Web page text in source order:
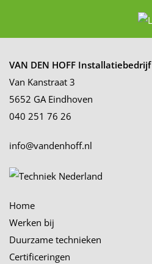
VAN DEN HOFF Installatiebedrijf
Van Kanstraat 3
5652 GA Eindhoven
040 251 76 26
info@vandenhoff.nl
Home
Werken bij
Duurzame technieken
Certificeringen